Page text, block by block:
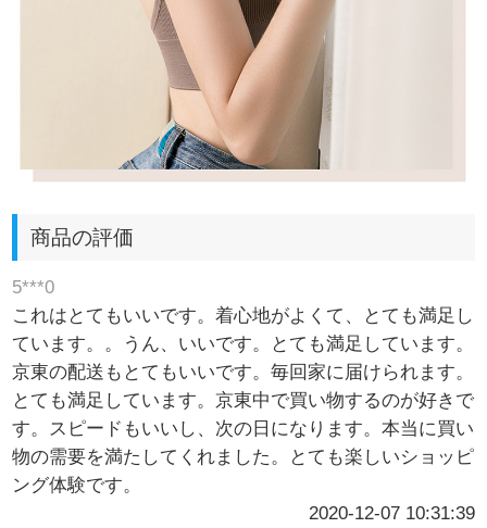
商品の評価
5***0
これはとてもいいです。着心地がよくて、とても満足し
ています。。うん、いいです。とても満足しています。
京東の配送もとてもいいです。毎回家に届けられます。
とても満足しています。京東中で買い物するのが好きで
す。スピードもいいし、次の日になります。本当に買い
物の需要を満たしてくれました。とても楽しいショッピ
ング体験です。
2020-12-07 10:31:39